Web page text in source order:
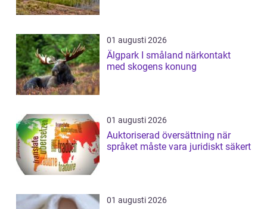
01 augusti 2026
Älgpark I småland närkontakt
med skogens konung
01 augusti 2026
Auktoriserad översättning när
språket måste vara juridiskt säkert
01 augusti 2026